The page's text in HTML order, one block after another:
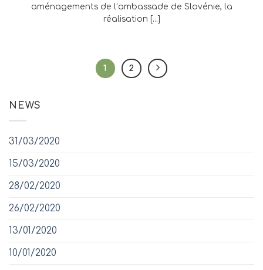
aménagements de l’ambassade de Slovénie, la
réalisation [...]
1 2
NEWS
31/03/2020
15/03/2020
28/02/2020
26/02/2020
13/01/2020
10/01/2020